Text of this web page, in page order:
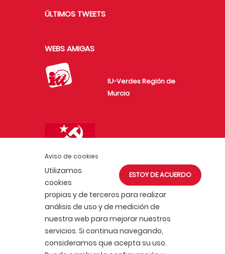
Aviso de cookies
ESTOY DE ACUERDO
Utilizamos
cookies
propias y de terceros para realizar
análisis de uso y de medición de
nuestra web para mejorar nuestros
servicios. Si continua navegando,
consideramos que acepta su uso.
ÚLTIMOS TWEETS
WEBS AMIGAS
IU-Verdes Región de
Murcia
España
ACTUALIDAD